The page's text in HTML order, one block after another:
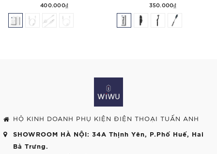
400.000₫ 350.000₫
HỘ KINH DOANH PHỤ KIỆN ĐIỆN THOẠI TUẤN ANH
SHOWROOM HÀ NỘI: 34A Thịnh Yên, P.Phố Huế, Hai
Bà Trưng.